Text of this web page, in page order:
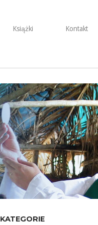
Książki Kontakt
KATEGORIE